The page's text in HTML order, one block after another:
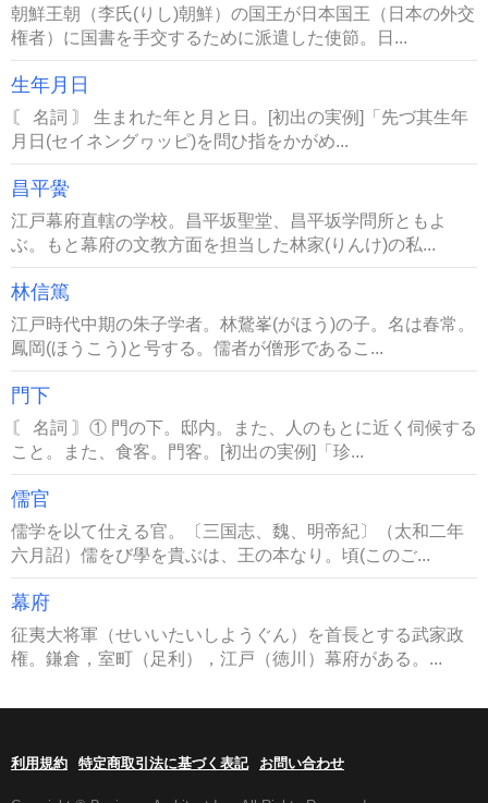
朝鮮王朝（李氏(りし)朝鮮）の国王が日本国王（日本の外交
権者）に国書を手交するために派遣した使節。日...
生年月日
〘 名詞 〙 生まれた年と月と日。[初出の実例]「先づ其生年
月日(セイネングヮッピ)を問ひ指をかがめ...
昌平黌
江戸幕府直轄の学校。昌平坂聖堂、昌平坂学問所ともよ
ぶ。もと幕府の文教方面を担当した林家(りんけ)の私...
林信篤
江戸時代中期の朱子学者。林鵞峯(がほう)の子。名は春常。
鳳岡(ほうこう)と号する。儒者が僧形であるこ...
門下
〘 名詞 〙① 門の下。邸内。また、人のもとに近く伺候する
こと。また、食客。門客。[初出の実例]「珍...
儒官
儒学を以て仕える官。〔三国志、魏、明帝紀〕（太和二年
六月詔）儒をび學を貴ぶは、王の本なり。頃(このご...
幕府
征夷大将軍（せいいたいしようぐん）を首長とする武家政
権。鎌倉，室町（足利），江戸（徳川）幕府がある。...
利用規約 特定商取引法に基づく表記 お問い合わせ